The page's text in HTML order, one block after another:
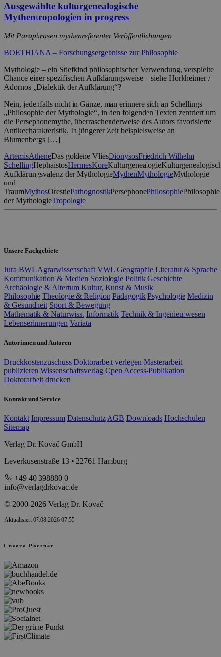
Ausgewählte kulturgenealogische
Mythentropologien in progress
Mit Paraphrasen mythenreferenter Veröffentlichungen
BOETHIANA – Forschungsergebnisse zur Philosophie
Mythologie – ein Stiefkind philosophischer Verwendung, verspielte
Chance einer spezifischen Aufklärungsweise – siehe Horkheimer /
Adornos „Dialektik der Aufklärung“?
Nein, jedenfalls nicht in Gänze, man erinnere sich an Schellings
„Philosophie der Mythologie“, in den folgenden Texten zentriert um
die Persephonemythe, überraschenderweise des Autors favorisierte
Antikecharakteristik. In jüngerer Zeit beispielsweise an
Blumenbergs […]
ArtemisAtheneDas goldene VliesDionysosFriedrich Wilhelm
SchellingHephaistosHermesKoreKulturgenealogie
Aufklärungsvalenz der MythologieMythenMythologieMythologie
und
TraumMythosOrestiePathognostikPersephonePhilosophiePhilosophie
der MythologieTropologie
Unsere Fachgebiete
Jura BWL Agrarwissenschaft VWL Geographie Literatur & Sprache
Kommunikation & Medien Soziologie Politik Geschichte
Archäologie & Altertum Kultur, Kunst & Musik
Philosophie Theologie & Religion Pädagogik Psychologie Medizin
& Gesundheit Sport & Bewegung
Mathematik & Naturwiss. Informatik Technik & Ingenieurwesen
Lebenserinnerungen Variata
Autorinnen und Autoren
Druckkostenzuschuss Doktorarbeit verlegen Masterarbeit
publizieren Wissenschaftsverlag Open Access-Publikation
Doktorarbeit drucken
Kontakt und Service
Kontakt Impressum Datenschutz AGB Downloads Hochschulen
Sitemap
Verlag Dr. Kovač GmbH
Leverkusenstraße 13 • 22761 Hamburg
+49 40 398880 0
info@verlagdrkovac.de
© 2000-2026 Verlag Dr. Kovač
Aktualisiert 07.08.2026 07:55
Unsere Partner